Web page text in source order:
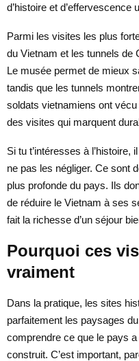
d’histoire et d’effervescence
Parmi les visites les plus
du Vietnam et les tunnels de
Le musée permet de mieux
tandis que les tunnels
soldats vietnamiens ont
des visites qui marquent
Si tu t’intéresses à
ne pas les négliger. Ce sont
plus profonde du pays. Ils
de réduire le Vietnam à ses
fait la richesse d’un séjour
Pourquoi ces
vraiment
Dans la pratique, les sites
parfaitement les paysages
comprendre ce que le pays
construit. C’est important,